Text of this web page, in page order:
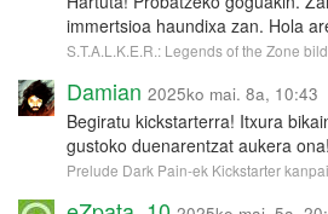
immertsioa haundixa zan. Hola
S.T.A.L.K.E.R.: Legends of the Zone
Damian 2025ko mai. 8a, 10:43
Begiratu kickstarterra! Itxura
gustoko duenarentzat aukera ona!
Prelude Dark Pain-ek Kickstarter